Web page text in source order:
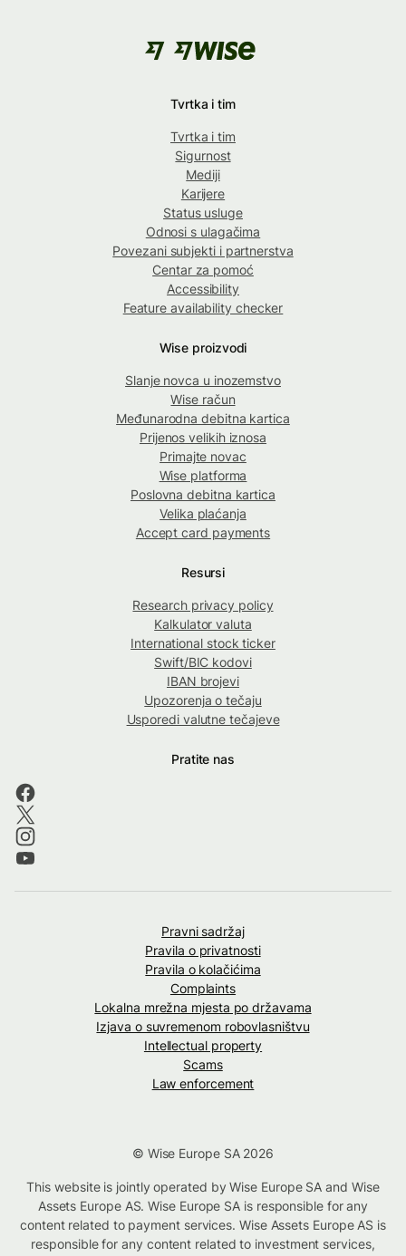
Tvrtka i tim
Tvrtka i tim
Sigurnost
Mediji
Karijere
Status usluge
Odnosi s ulagačima
Povezani subjekti i partnerstva
Centar za pomoć
Accessibility
Feature availability checker
Wise proizvodi
Slanje novca u inozemstvo
Wise račun
Međunarodna debitna kartica
Prijenos velikih iznosa
Primajte novac
Wise platforma
Poslovna debitna kartica
Velika plaćanja
Accept card payments
Resursi
Research privacy policy
Kalkulator valuta
International stock ticker
Swift/BIC kodovi
IBAN brojevi
Upozorenja o tečaju
Usporedi valutne tečajeve
Pratite nas
Pravni sadržaj
Pravila o privatnosti
Pravila o kolačićima
Complaints
Lokalna mrežna mjesta po državama
Izjava o suvremenom robovlasništvu
Intellectual property
Scams
Law enforcement
© Wise Europe SA 2026
This website is jointly operated by Wise Europe SA and Wise
Assets Europe AS. Wise Europe SA is responsible for any
content related to payment services. Wise Assets Europe AS is
responsible for any content related to investment services,